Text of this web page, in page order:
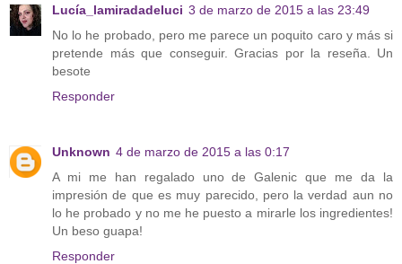
Lucía_lamiradadeluci 3 de marzo de 2015 a las 23:49
No lo he probado, pero me parece un poquito caro y más si
pretende más que conseguir. Gracias por la reseña. Un
besote
Responder
Unknown 4 de marzo de 2015 a las 0:17
A mi me han regalado uno de Galenic que me da la
impresión de que es muy parecido, pero la verdad aun no
lo he probado y no me he puesto a mirarle los ingredientes!
Un beso guapa!
Responder